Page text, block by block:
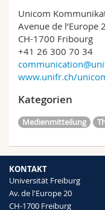
Unicom
Avenue de l’Europe
CH-1700 Fribourg
+41 26 300 70 34
www.unifr.ch/
Kategorien
Medienmitteilung
KONTAKT
Universität Freiburg
Av. de l'Europe 20
CH-1700 Freiburg